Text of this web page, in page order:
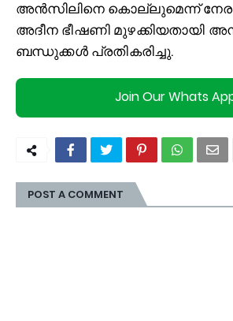
അൻസിലിനെ കൊല്ലുമെന്ന്
അദീന ഭീഷണി മുഴക്കിയതായി
ബന്ധുക്കൾ പ്രതികരിച്ചു.
Join Our Whats
POST A COMMENT